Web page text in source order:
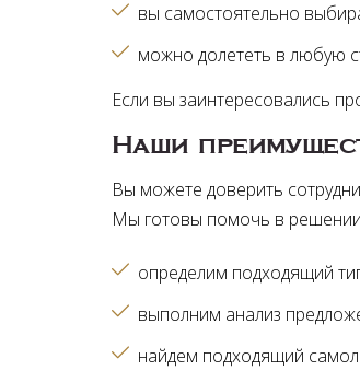
вы самостоятельно
можно долететь в любую
Если вы заинтересовались
Наши
Вы можете доверить
Мы готовы помочь в
определим подходящий
выполним анализ
найдем подходящий